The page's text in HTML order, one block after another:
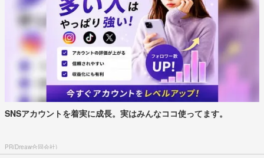
SNSアカウントを着実に成長。実はみんなココ使ってます。
PR(Dreaw合同会社)